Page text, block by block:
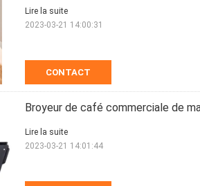
CONTACT
Lire la suite
2023-03-21 14:00:31
Broyeur de café commerciale de
Lire la suite
2023-03-21 14:01:44